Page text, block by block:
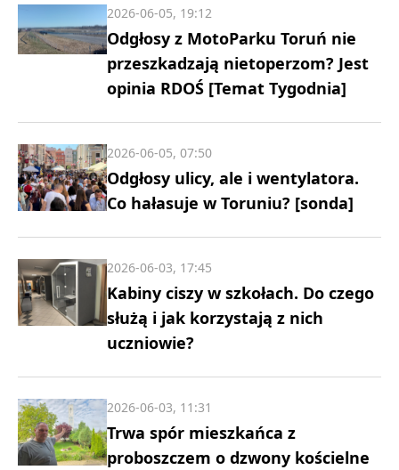
Odgłosy z MotoParku Toruń nie
przeszkadzają nietoperzom? Jest
opinia RDOŚ [Temat Tygodnia]
2026-06-05, 19:12
Odgłosy ulicy, ale i wentylatora.
Co hałasuje w Toruniu? [sonda]
2026-06-05, 07:50
Kabiny ciszy w szkołach. Do czego
służą i jak korzystają z nich
uczniowie?
2026-06-03, 17:45
Trwa spór mieszkańca z
proboszczem o dzwony kościelne
2026-06-03, 11:31